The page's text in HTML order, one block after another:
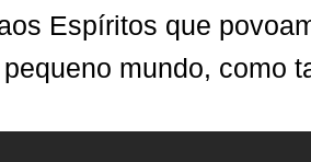
Espíritos que
mundo, como